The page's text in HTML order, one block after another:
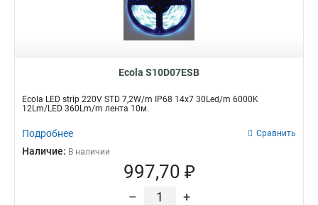
Ecola S10D07ESB
Ecola LED strip 220V STD 7,2W/m IP68 14x7 30Led/m 6000K
12Lm/LED 360Lm/m лента 10м.
Подробнее Сравнить
Наличие: В наличии
997,70 ₽
– +